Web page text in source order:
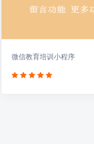
微信教育培训小程序